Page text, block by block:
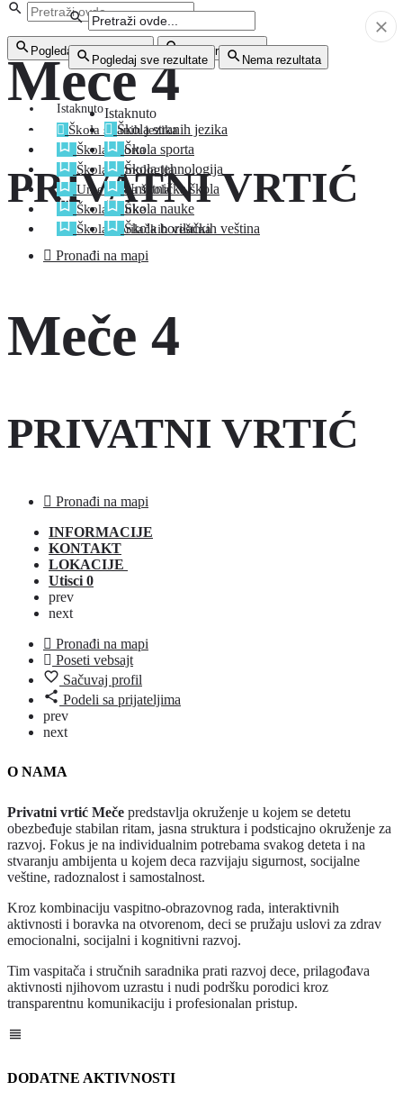
Pogledaj sve rezultate Nema rezultata
Istaknuto
Škola stranih jezika
Škola sporta
Škola tehnologija
Umetnička škola
Škola nauke
Škola borilačkih veština
Meče 4
PRIVATNI VRTIĆ
Pronađi na mapi
Meče 4
PRIVATNI VRTIĆ
Pronađi na mapi
INFORMACIJE
KONTAKT
LOKACIJE
Utisci 0
prev
next
Pronađi na mapi
Poseti vebsajt
Sačuvaj profil
Podeli sa prijateljima
prev
next
O NAMA
Privatni vrtić Meče predstavlja okruženje u kojem se detetu
obezbeđuje stabilan ritam, jasna struktura i podsticajno okruženje za
razvoj. Fokus je na individualnim potrebama svakog deteta i na
stvaranju ambijenta u kojem deca razvijaju sigurnost, socijalne
veštine, radoznalost i samostalnost.
Kroz kombinaciju vaspitno-obrazovnog rada, interaktivnih
aktivnosti i boravka na otvorenom, deci se pružaju uslovi za zdrav
emocionalni, socijalni i kognitivni razvoj.
Tim vaspitača i stručnih saradnika prati razvoj dece, prilagođava
aktivnosti njihovom uzrastu i nudi podršku porodici kroz
transparentnu komunikaciju i profesionalan pristup.
DODATNE AKTIVNOSTI
Pogledaj sve rezultate Nema rezultata
Istaknuto
Škola stranih jezika
Škola sporta
Škola tehnologija
Umetnička škola
Škola nauke
Škola borilačkih veština